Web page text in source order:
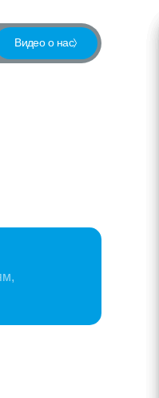
Видео о нас